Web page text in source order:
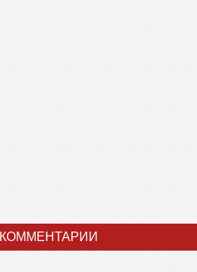
КОММЕНТАРИИ